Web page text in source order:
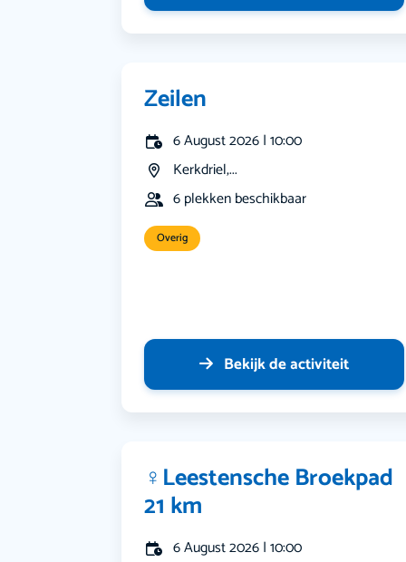
Zeilen
6 August 2026 | 10:00
Kerkdriel,...
6 plekken beschikbaar
Overig
Bekijk de activiteit
‍♀️Leestensche Broekpad
21 km
6 August 2026 | 10:00